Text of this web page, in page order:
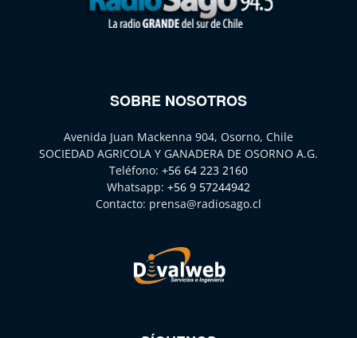
SOBRE NOSOTROS
Avenida Juan Mackenna 904, Osorno, Chile
SOCIEDAD AGRICOLA Y GANADERA DE OSORNO A.G.
Teléfono: +56 64 223 2160
Whatsapp: +56 9 57244942
Contacto: prensa@radiosago.cl